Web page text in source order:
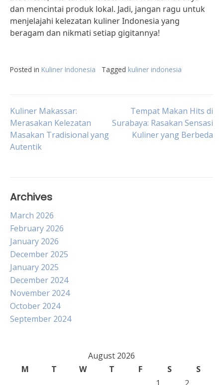
dan mencintai produk lokal. Jadi, jangan ragu untuk
menjelajahi kelezatan kuliner Indonesia yang
beragam dan nikmati setiap gigitannya!
Posted in Kuliner Indonesia Tagged kuliner indonesia
Post
navigation
Kuliner Makassar:
Merasakan Kelezatan
Masakan Tradisional yang
Autentik
Tempat Makan Hits di
Surabaya: Rasakan Sensasi
Kuliner yang Berbeda
Archives
March 2026
February 2026
January 2026
December 2025
January 2025
December 2024
November 2024
October 2024
September 2024
August 2026
M
T W T F S
S